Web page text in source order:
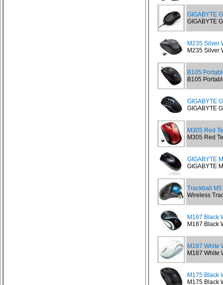
GIGABYTE
GIGABYTE
M235 Silver
M235 Silver
B105
B105
GIGABYTE
GIGABYTE
M305 Red
M305 Red
GIGABYTE
GIGABYTE
Trackball
Wireless
M187 Black
M187 Black
M187 White
M187 White
M175 Black
M175 Black